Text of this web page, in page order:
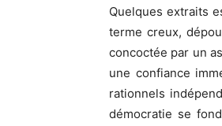
Quelques extraits
terme creux,
concoctée par un
une confiance
rationnels
démocratie se